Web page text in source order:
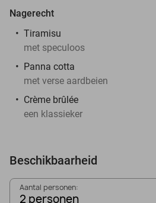
Nagerecht
Tiramisu
met speculoos
Panna cotta
met verse aardbeien
Crème brûlée
een klassieker
Beschikbaarheid
Aantal personen:
2 personen